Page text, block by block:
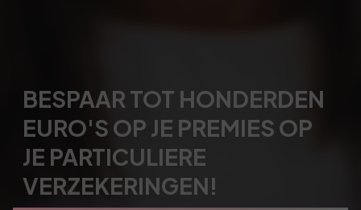
BESPAAR TOT HONDERDEN
EURO'S OP JE PREMIES OP
JE PARTICULIERE
VERZEKERINGEN!